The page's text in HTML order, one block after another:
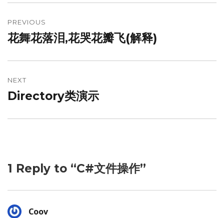
章
导
航
PREVIOUS
Previous
花舞花落泪,花哭花瓣飞(解释)
NEXT
Next
Directory类演示
1 Reply to “C#文件操作”
Coov